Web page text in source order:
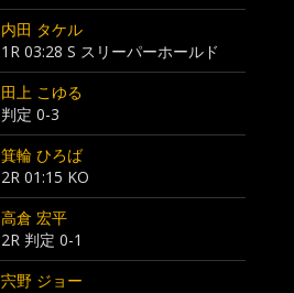
内田 タケル
1R 03:28 S スリーパーホールド
田上 こゆる
判定 0-3
箕輪 ひろば
2R 01:15 KO
高倉 宏平
2R 判定 0-1
宍野 ジョー